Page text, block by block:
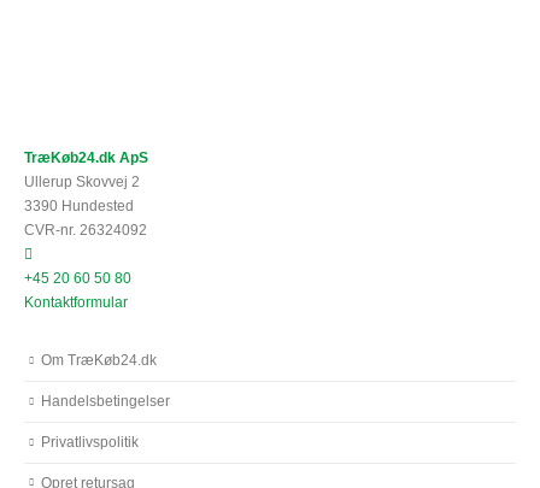
TræKøb24.dk ApS
Ullerup Skovvej 2
3390 Hundested
CVR-nr. 26324092
+45 20 60 50 80
Kontaktformular
Om TræKøb24.dk
Handelsbetingelser
Privatlivspolitik
Opret retursag